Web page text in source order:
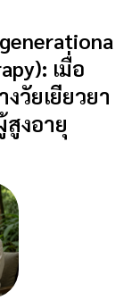
เมื่อ
วัยเยียวยา
งอายุ